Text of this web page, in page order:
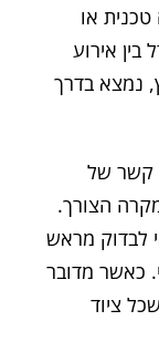
או
אירוע
נמצא בדרך
קשר של
הצורך.
לבדוק מראש
כאשר מדובר
ציוד